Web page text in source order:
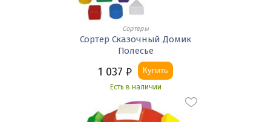
Сортеры
Сортер Сказочный Домик
Полесье
1 037 ₽ Купить
Есть в наличии